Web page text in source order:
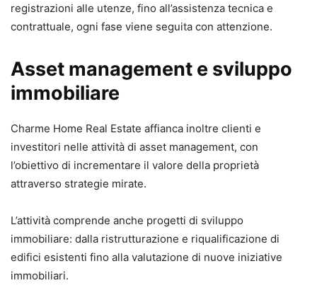
registrazioni alle utenze, fino all’assistenza tecnica e
contrattuale, ogni fase viene seguita con attenzione.
Asset management e sviluppo
immobiliare
Charme Home Real Estate affianca inoltre clienti e
investitori nelle attività di asset management, con
l’obiettivo di incrementare il valore della proprietà
attraverso strategie mirate.
L’attività comprende anche progetti di sviluppo
immobiliare: dalla ristrutturazione e riqualificazione di
edifici esistenti fino alla valutazione di nuove iniziative
immobiliari.